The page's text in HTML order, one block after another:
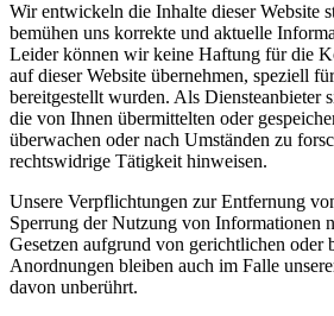
Wir entwickeln die Inhalte dieser Website
bemühen uns korrekte und aktuelle
Leider können wir keine Haftung für die
auf dieser Website übernehmen, speziell
bereitgestellt wurden. Als Diensteanbieter
die von Ihnen übermittelten oder
überwachen oder nach Umständen zu
rechtswidrige Tätigkeit hinweisen.
Unsere Verpflichtungen zur Entfernung
Sperrung der Nutzung von Informationen
Gesetzen aufgrund von gerichtlichen oder
Anordnungen bleiben auch im Falle
davon unberührt.